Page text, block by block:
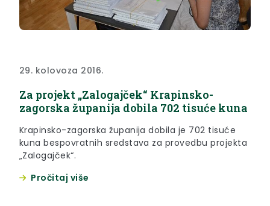
29. kolovoza 2016.
Za projekt „Zalogajček“ Krapinsko-
zagorska županija dobila 702 tisuće kuna
Krapinsko-zagorska županija dobila je 702 tisuće
kuna bespovratnih sredstava za provedbu projekta
„Zalogajček“.
Pročitaj više